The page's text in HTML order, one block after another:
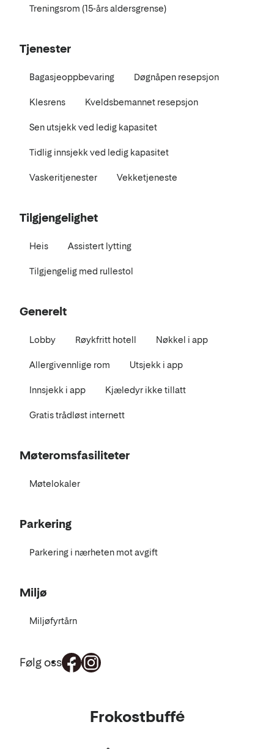
Treningsrom (15-års aldersgrense)
Tjenester
Bagasjeoppbevaring Døgnåpen resepsjon
Klesrens Kveldsbemannet resepsjon
Sen utsjekk ved ledig kapasitet
Tidlig innsjekk ved ledig kapasitet
Vaskeritjenester Vekketjeneste
Tilgjengelighet
Heis Assistert lytting
Tilgjengelig med rullestol
Generelt
Lobby Røykfritt hotell Nøkkel i app
Allergivennlige rom Utsjekk i app
Innsjekk i app Kjæledyr ikke tillatt
Gratis trådløst internett
Møteromsfasiliteter
Møtelokaler
Parkering
Parkering i nærheten mot avgift
Miljø
Miljøfyrtårn
Følg oss
Frokostbuffé